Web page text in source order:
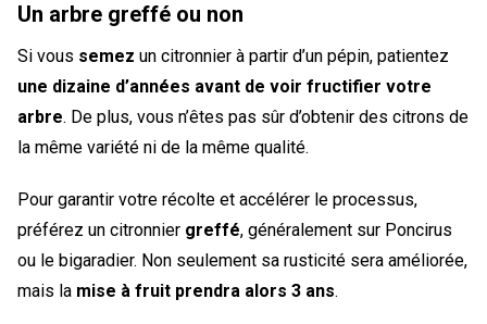
Un arbre greffé ou non
Si vous semez un citronnier à partir d’un pépin, patientez
une dizaine d’années avant de voir fructifier votre
arbre. De plus, vous n’êtes pas sûr d’obtenir des citrons de
la même variété ni de la même qualité.
Pour garantir votre récolte et accélérer le processus,
préférez un citronnier greffé, généralement sur Poncirus
ou le bigaradier. Non seulement sa rusticité sera améliorée,
mais la mise à fruit prendra alors 3 ans.